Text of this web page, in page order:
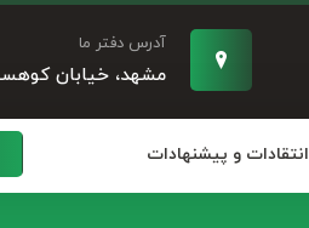
آدرس دفتر ما
مشهد، خیابان
انتقادات و پیشنهادات